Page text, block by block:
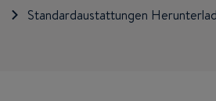
Standardaustattungen